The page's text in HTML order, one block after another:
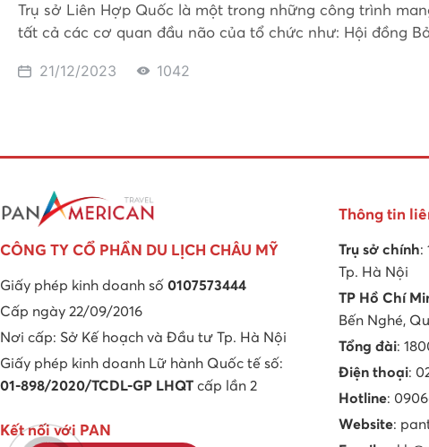
Trụ sở Liên Hợp Quốc là một trong những công trình
tất cả các cơ quan đầu não của tổ chức như: Hội đồng
21/12/2023 1042
CÔNG TY CỔ PHẦN DU LỊCH CHÂU MỸ
Giấy phép kinh doanh số 0107573444
Cấp ngày 22/09/2016
Nơi cấp: Sở Kế hoạch và Đầu tư Tp. Hà Nội
Giấy phép kinh doanh Lữ hành Quốc tế số:
01-898/2020/TCDL-GP LHQT cấp lần 2
Kết nối với PAN
Thông tin
Trụ sở chính:
Tp. Hà Nội
TP Hồ Chí
Bến Nghé,
Tổng đài:
Điện thoại:
Hotline:
Website: